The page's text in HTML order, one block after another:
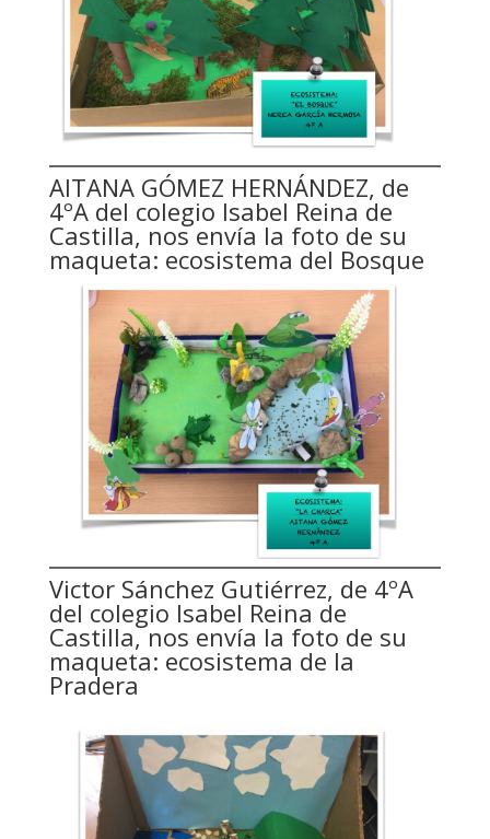
AITANA GÓMEZ HERNÁNDEZ, de
4ºA del colegio Isabel Reina de
Castilla, nos envía la foto de su
maqueta: ecosistema del Bosque
Victor Sánchez Gutiérrez, de 4ºA
del colegio Isabel Reina de
Castilla, nos envía la foto de su
maqueta: ecosistema de la
Pradera